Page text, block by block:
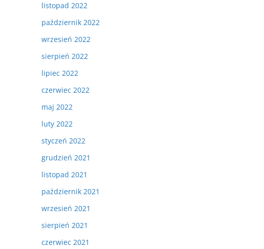
listopad 2022
październik 2022
wrzesień 2022
sierpień 2022
lipiec 2022
czerwiec 2022
maj 2022
luty 2022
styczeń 2022
grudzień 2021
listopad 2021
październik 2021
wrzesień 2021
sierpień 2021
czerwiec 2021